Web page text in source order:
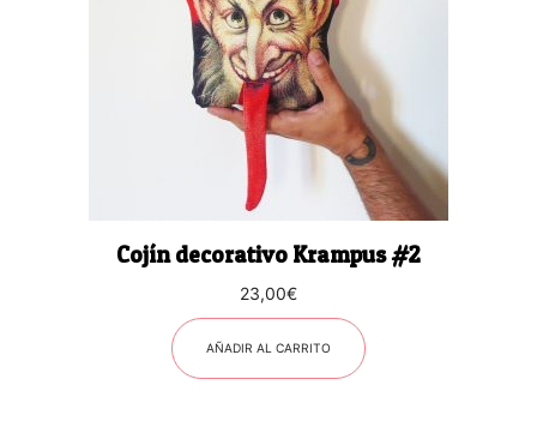
Cojín decorativo Krampus #2
23,00€
AÑADIR AL CARRITO